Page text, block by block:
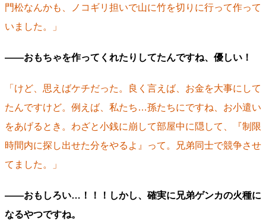
門松なんかも、ノコギリ担いで山に竹を切りに行って作って
いました。」
――おもちゃを作ってくれたりしてたんですね、優しい！
「けど、思えばケチだった。良く言えば、お金を大事にして
たんですけど。例えば、私たち…孫たちにですね、お小遣い
をあげるとき。わざと小銭に崩して部屋中に隠して、『制限
時間内に探し出せた分をやるよ』って。兄弟同士で競争させ
てました。」
――おもしろい…！！！しかし、確実に兄弟ゲンカの火種に
なるやつですね。